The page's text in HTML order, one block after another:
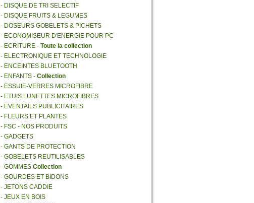
- DISQUE DE TRI SELECTIF
- DISQUE FRUITS & LEGUMES
- DOSEURS GOBELETS & PICHETS
- ECONOMISEUR D'ENERGIE POUR PC
- ECRITURE - Toute la collection
- ELECTRONIQUE ET TECHNOLOGIE
- ENCEINTES BLUETOOTH
- ENFANTS - Collection
- ESSUIE-VERRES MICROFIBRE
- ETUIS LUNETTES MICROFIBRES
- EVENTAILS PUBLICITAIRES
- FLEURS ET PLANTES
- FSC - NOS PRODUITS
- GADGETS
- GANTS DE PROTECTION
- GOBELETS REUTILISABLES
- GOMMES Collection
- GOURDES ET BIDONS
- JETONS CADDIE
- JEUX EN BOIS